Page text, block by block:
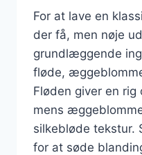
For at lave en
der få, men nøje
grundlæggende
fløde,
Fløden giver en rig
mens
silkebløde tekstur.
for at søde